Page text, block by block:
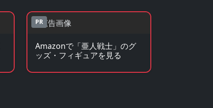
PR
Amazonで「亜人戦士」のグ
ッズ・フィギュアを見る